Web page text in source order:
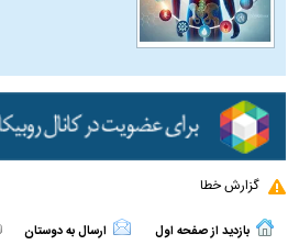
گزارش خطا
بازدید از صفحه اول ارسال به دوستان